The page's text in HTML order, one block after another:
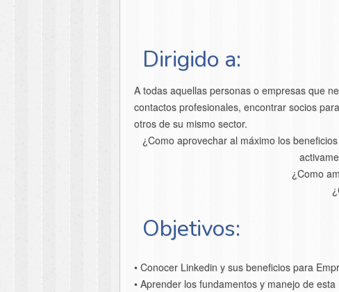
Dirigido a:
A todas aquellas personas o empresas que
contactos profesionales, encontrar socios
otros de su mismo sector.
¿Como aprovechar al máximo los
¿Como
Objetivos:
• Conocer Linkedin y sus beneficios para
• Aprender los fundamentos y manejo de esta